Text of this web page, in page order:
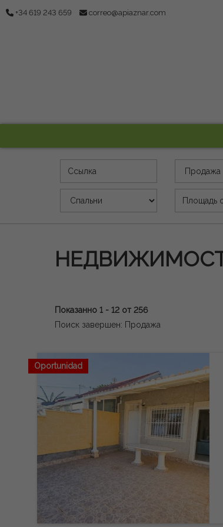
+34 619 243 659 correo@apiaznar.com
Ссылка предложения
Спальни площ. (m2)
Показанно 1 - 12 от 256
Поиск завершен: Продажа
Oportunidad